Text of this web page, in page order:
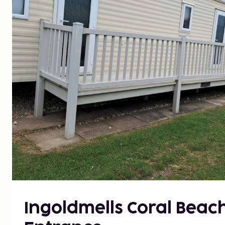
Ingoldmells Coral